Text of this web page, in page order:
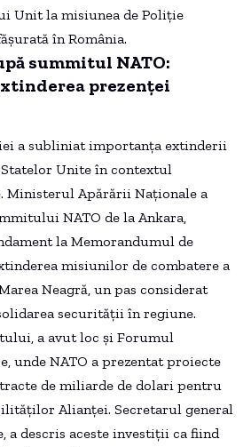
Unit la misiunea de Poliție
în România.
summitul NATO:
prezenței
a subliniat importanța extinderii
Unite în contextul
Ministerul Apărării Naționale a
NATO de la Ankara,
la Memorandumul de
misiunilor de combatere a
Neagră, un pas considerat
securității în regiune.
a avut loc și Forumul
unde NATO a prezentat proiecte
de miliarde de dolari pentru
Alianței. Secretarul general
a descris aceste investiții ca fiind